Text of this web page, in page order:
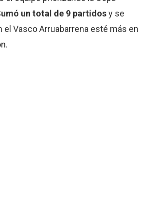
un total de 9 partidosy se
el Vasco Arruabarrena esté más en